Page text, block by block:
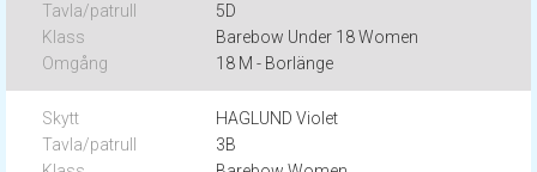
5D
Barebow Under 18 Women
18 M - Borlänge
HAGLUND Violet
3B